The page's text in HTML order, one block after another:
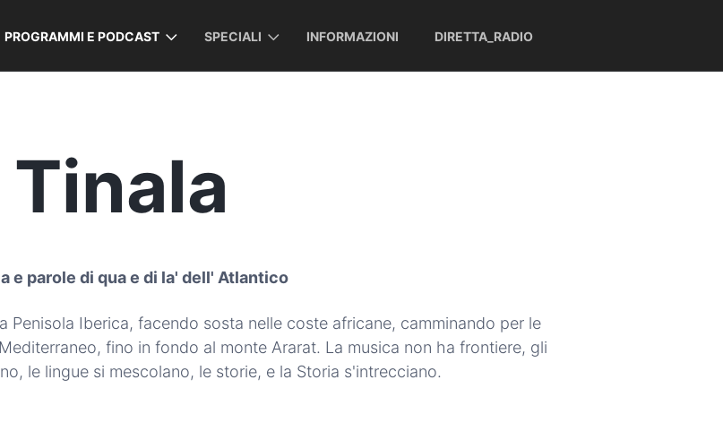
PROGRAMMI E PODCAST SPECIALI INFORMAZIONI DIRETTA_RADIO
Tinala
e parole di qua e di la' dell' Atlantico
Penisola Iberica, facendo sosta nelle coste africane, camminando per le
fino in fondo al monte Ararat. La musica non ha frontiere, gli
le lingue si mescolano, le storie, e la Storia s'intrecciano.